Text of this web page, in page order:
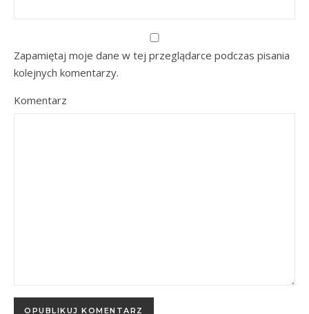
Zapamiętaj moje dane w tej przeglądarce podczas pisania
kolejnych komentarzy.
Komentarz